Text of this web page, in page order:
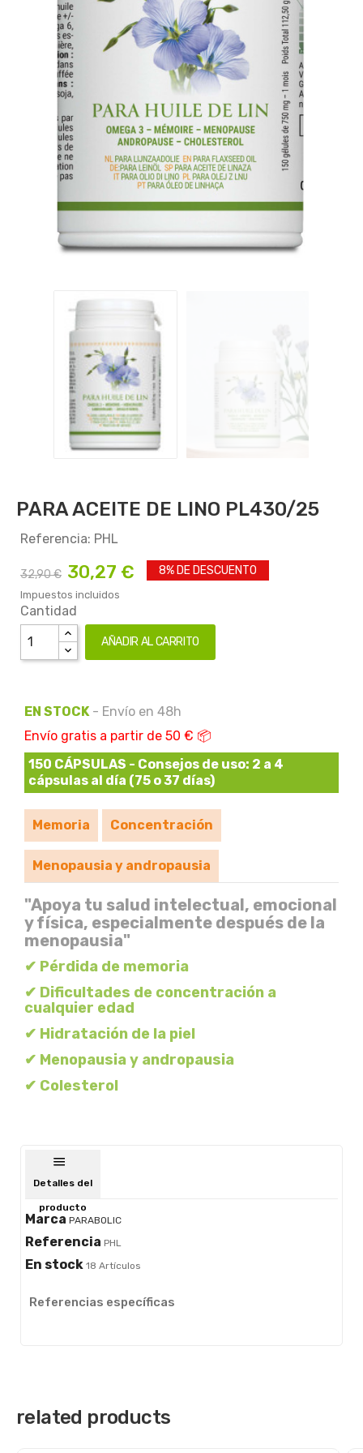
PARA ACEITE DE LINO PL430/25
Referencia: PHL
32,90 € 30,27 € 8% DE DESCUENTO
Impuestos incluidos
Cantidad
AÑADIR AL CARRITO
EN STOCK - Envío en 48h
Envío gratis a partir de 50 € 📦
150 CÁPSULAS - Consejos de uso: 2 a 4
cápsulas al día (75 o 37 días)
Memoria Concentración
Menopausia y andropausia
"Apoya tu salud intelectual, emocional
y física, especialmente después de la
menopausia"
✔ Pérdida de memoria
✔ Dificultades de concentración a
cualquier edad
✔ Hidratación de la piel
✔ Menopausia y andropausia
✔ Colesterol
Detalles del
producto
Marca PARABOLIC
Referencia PHL
En stock 18 Artículos
Referencias específicas
related products